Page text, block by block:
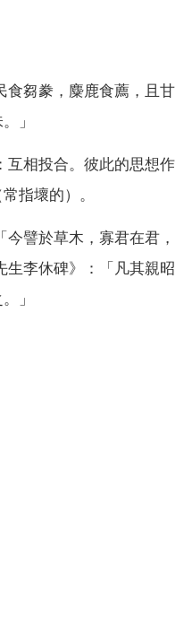
食芻豢，麋鹿食薦，且甘
」
互相投合。彼此的思想作
指壞的）。
今譬於草木，寡君在君，
生李休碑》：「凡其親昭
」